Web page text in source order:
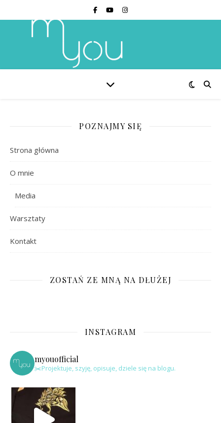
POZNAJMY SIĘ
Strona główna
O mnie
Media
Warsztaty
Kontakt
ZOSTAŃ ZE MNĄ NA DŁUŻEJ
INSTAGRAM
myouofficial
✂️Projektuje, szyję, opisuje, dziele się na blogu.